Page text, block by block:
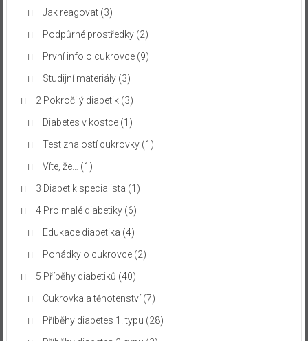
Jak reagovat(3)
Podpůrné prostředky(2)
První info o cukrovce(9)
Studijní materiály(3)
2 Pokročilý diabetik(3)
Diabetes v kostce(1)
Test znalostí cukrovky(1)
Víte, že…
(1)
3 Diabetik specialista (1)
4 Pro malé diabetiky(6)
Edukace diabetika (4)
Pohádky o cukrovce(2)
5 Příběhy diabetiků (40)
Cukrovka a těhotenství(7)
Příběhy diabetes 1. typu (28)